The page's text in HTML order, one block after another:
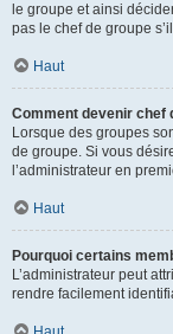
le groupe et ainsi
pas le chef de groupe
Haut
Comment devenir chef
Lorsque des groupes
de groupe. Si vous
l’administrateur en
Haut
Pourquoi certains
L’administrateur peut
rendre facilement